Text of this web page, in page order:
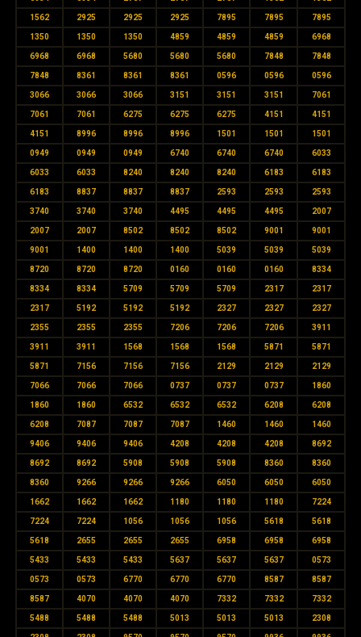
1562 2925 2925 2925 7895 7895 7895
1350 1350 1350 4859 4859 4859 6968
6968 6968 5680 5680 5680 7848 7848
7848 8361 8361 8361 0596 0596 0596
3066 3066 3066 3151 3151 3151 7061
7061 7061 6275 6275 6275 4151 4151
4151 8996 8996 8996 1501 1501 1501
0949 0949 0949 6740 6740 6740 6033
6033 6033 8240 8240 8240 6183 6183
6183 8837 8837 8837 2593 2593 2593
3740 3740 3740 4495 4495 4495 2007
2007 2007 8502 8502 8502 9001 9001
9001 1400 1400 1400 5039 5039 5039
8720 8720 8720 0160 0160 0160 8334
8334 8334 5709 5709 5709 2317 2317
2317 5192 5192 5192 2327 2327 2327
2355 2355 2355 7206 7206 7206 3911
3911 3911 1568 1568 1568 5871 5871
5871 7156 7156 7156 2129 2129 2129
7066 7066 7066 0737 0737 0737 1860
1860 1860 6532 6532 6532 6208 6208
6208 7087 7087 7087 1460 1460 1460
9406 9406 9406 4208 4208 4208 8692
8692 8692 5908 5908 5908 8360 8360
8360 9266 9266 9266 6050 6050 6050
1662 1662 1662 1180 1180 1180 7224
7224 7224 1056 1056 1056 5618 5618
5618 2655 2655 2655 6958 6958 6958
5433 5433 5433 5637 5637 5637 0573
0573 0573 6770 6770 6770 8587 8587
8587 4070 4070 4070 7332 7332 7332
5488 5488 5488 5013 5013 5013 2308